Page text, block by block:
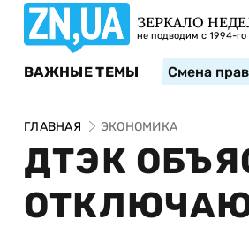
ЗЕРКАЛО
не подводим с 1994-го
ВАЖНЫЕ ТЕМЫ Смена
ГЛАВНАЯ ЭКОНОМИКА
ДТЭК